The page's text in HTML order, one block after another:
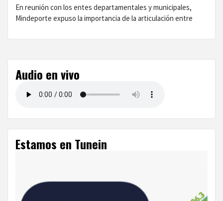
En reunión con los entes departamentales y municipales,
Mindeporte expuso la importancia de la articulación entre
Audio en vivo
Estamos en Tunein